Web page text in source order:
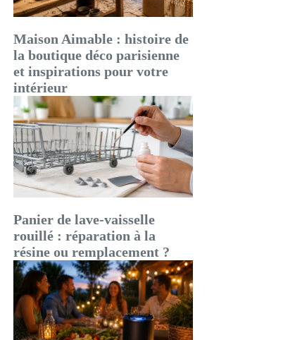
Maison Aimable : histoire de
la boutique déco parisienne
et inspirations pour votre
intérieur
Panier de lave-vaisselle
rouillé : réparation à la
résine ou remplacement ?